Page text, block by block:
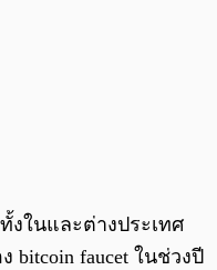
ในและต่างประเทศ
bitcoin faucet ในช่วงปี